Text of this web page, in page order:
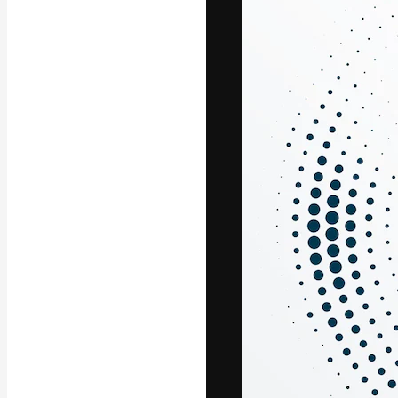
La plataforma
trabajo. Más
entre
estudios.
Español
Copyright © 2010-